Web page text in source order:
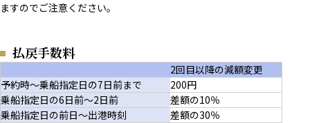
ますのでご注意ください。
払戻手数料
2回目以降の減額変更
予約時～乗船指定日の7日前まで
200円
乗船指定日の6日前～2日前
差額の10％
乗船指定日の前日～出港時刻
差額の30％